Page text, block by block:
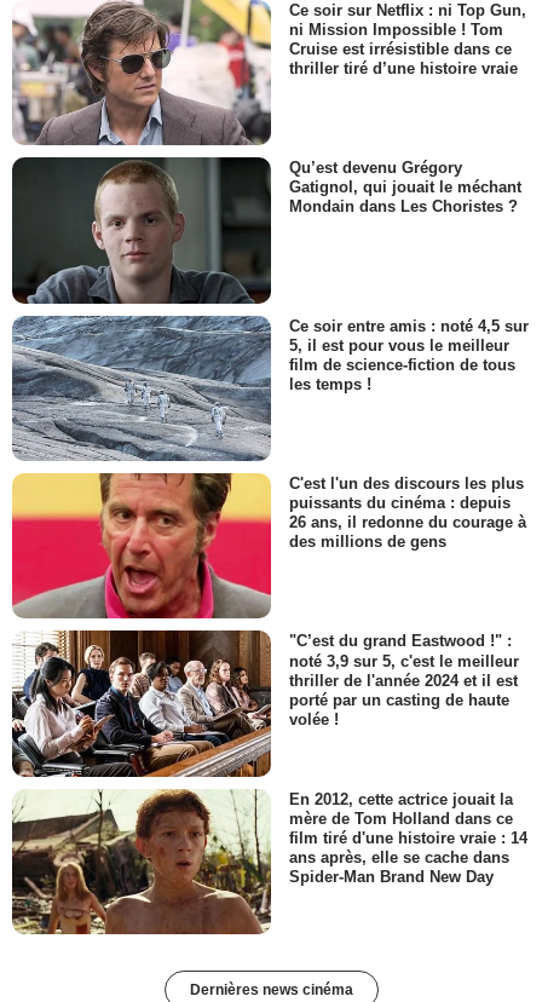
Ce soir sur Netflix : ni Top Gun,
ni Mission Impossible ! Tom
Cruise est irrésistible dans ce
thriller tiré d’une histoire vraie
Qu’est devenu Grégory
Gatignol, qui jouait le méchant
Mondain dans Les Choristes ?
Ce soir entre amis : noté 4,5 sur
5, il est pour vous le meilleur
film de science-fiction de tous
les temps !
C'est l'un des discours les plus
puissants du cinéma : depuis
26 ans, il redonne du courage à
des millions de gens
"C’est du grand Eastwood !" :
noté 3,9 sur 5, c'est le meilleur
thriller de l'année 2024 et il est
porté par un casting de haute
volée !
En 2012, cette actrice jouait la
mère de Tom Holland dans ce
film tiré d'une histoire vraie : 14
ans après, elle se cache dans
Spider-Man Brand New Day
Dernières news cinéma